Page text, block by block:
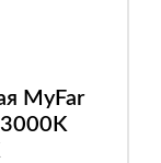
MyFar